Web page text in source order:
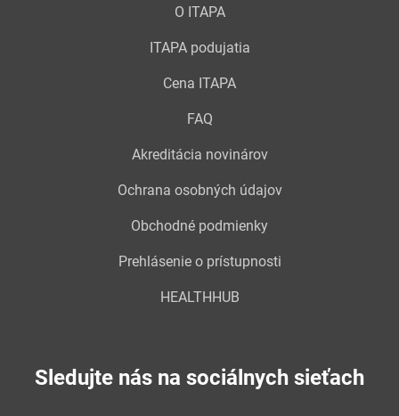
O ITAPA
ITAPA podujatia
Cena ITAPA
FAQ
Akreditácia novinárov
Ochrana osobných údajov
Obchodné podmienky
Prehlásenie o prístupnosti
HEALTHHUB
Sledujte nás na sociálnych sieťach